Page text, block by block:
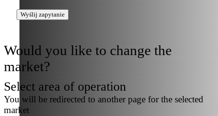
Wyślij zapytanie
Would you like to change the
market?
Select area of operation
You will be redirected to another page for the selected
market